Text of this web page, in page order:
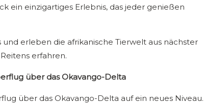
ein einzigartiges Erlebnis, das jeder genießen
erleben die afrikanische Tierwelt aus nächster
erfahren.
über das Okavango-Delta
über das Okavango-Delta auf ein neues Niveau.